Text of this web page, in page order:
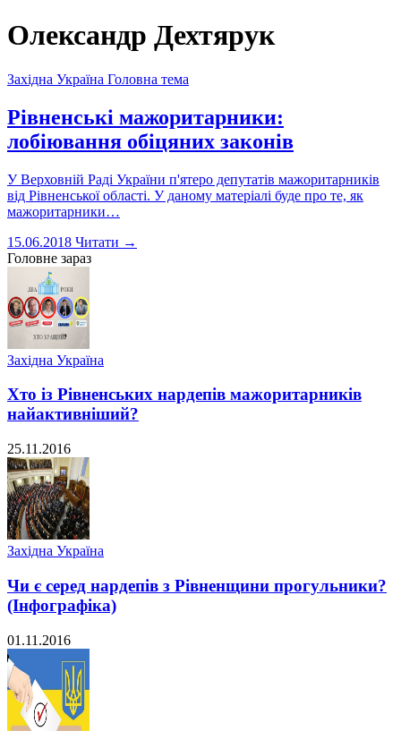
Олександр Дехтярук
Західна Україна Головна тема
Рівненські мажоритарники:
лобіювання обіцяних законів
У Верховній Раді України п'ятеро депутатів мажоритарників
від Рівненської області. У даному матеріалі буде про те, як
мажоритарники…
15.06.2018 Читати →
Головне зараз
Західна Україна
Хто із Рівненських нардепів мажоритарників
найактивніший?
25.11.2016
Західна Україна
Чи є серед нардепів з Рівненщини прогульники?
(Інфографіка)
01.11.2016